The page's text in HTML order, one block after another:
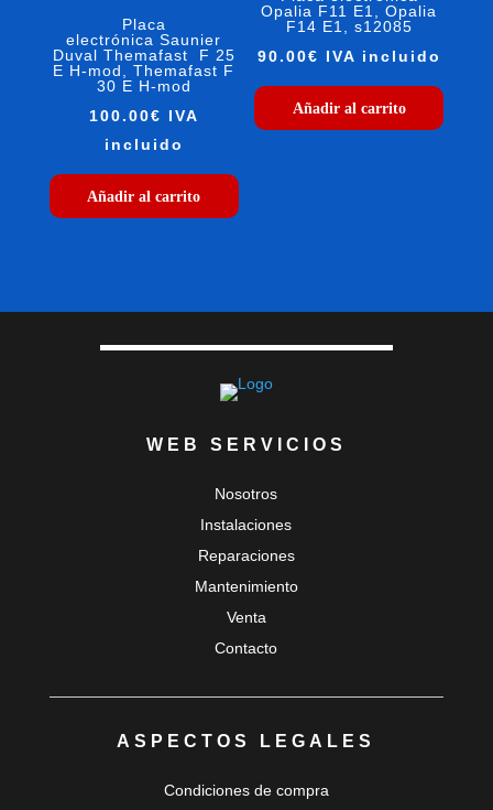
Placa
electrónica Saunier
Duval Themafast F 25
E H-mod, Themafast F
30 E H-mod
100.00€ IVA
incluido
Añadir al carrito
Opalia F11 E1, Opalia
F14 E1, s12085
90.00€ IVA incluido
Añadir al carrito
WEB SERVICIOS
Nosotros
Instalaciones
Reparaciones
Mantenimiento
Venta
Contacto
ASPECTOS LEGALES
Condiciones de compra